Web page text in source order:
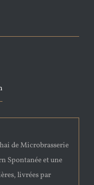
de Microbrasserie
Spontanée et une
livrées par